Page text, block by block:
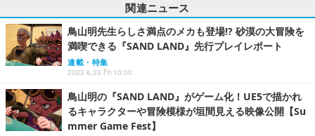
関連ニュース
鳥山明先生らしさ満点のメカも登場!? 砂漠の大冒険を
満喫できる『SAND LAND』先行プレイレポート
連載・特集
2023.6.23 Fri 10:00
鳥山明の『SAND LAND』がゲーム化！UE5で描かれ
るキャラクターや冒険模様が垣間見える映像公開【Su
mmer Game Fest】